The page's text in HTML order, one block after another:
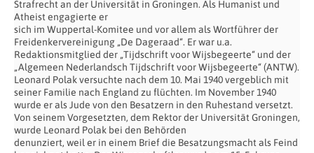
Strafrecht an der Universität in Groningen. Als Humanist und
Atheist engagierte er
sich im Wuppertal-Komitee und vor allem als Wortführer der
Freidenkervereinigung „De Dageraad“. Er war u.a.
Redaktionsmitglied der „Tijdschrift voor Wijsbegeerte“ und der
„Algemeen Nederlandsch Tijdschrift voor Wijsbegeerte“ (ANTW).
Leonard Polak versuchte nach dem 10. Mai 1940 vergeblich mit
seiner Familie nach England zu flüchten. Im November 1940
wurde er als Jude von den Besatzern in den Ruhestand versetzt.
Von seinem Vorgesetzten, dem Rektor der Universität Groningen,
wurde Leonard Polak bei den Behörden
denunziert, weil er in einem Brief die Besatzungsmacht als Feind